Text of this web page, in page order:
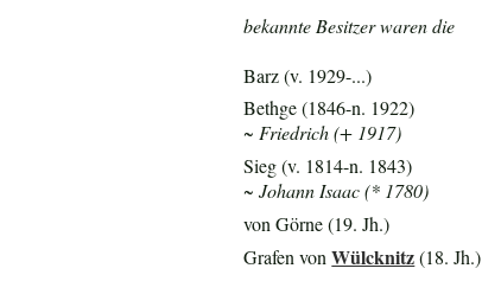
bekannte Besitzer waren die
Barz (v. 1929-...)
Bethge (1846-n. 1922)
~ Friedrich (+ 1917)
Sieg (v. 1814-n. 1843)
~ Johann Isaac (* 1780)
von Görne (19. Jh.)
Grafen vonWülcknitz(18. Jh.)